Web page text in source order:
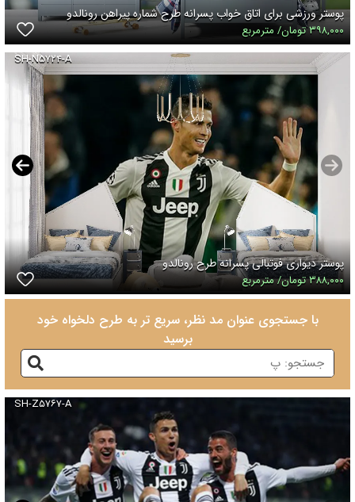
پوستر ورزشی برای اتاق خواب پسرانه طرح شماره پیراهن رونالدو
۳۹۸,۰۰۰ تومان/ مترمربع
SH-N۵۷۲۴-A
پوستر دیواری فوتبالی پسرانه طرح رونالدو
۳۸۸,۰۰۰ تومان/ مترمربع
با جستجوی عنوان مد نظر، سریع تر به طرح دلخواه خود
برسید
SH-Z۵۷۶۷-A